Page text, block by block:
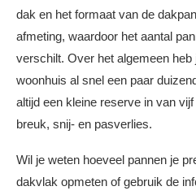
dak en het formaat van de
afmeting, waardoor het aantal
verschilt. Over het algemeen heb
woonhuis al snel een paar
altijd een kleine reserve in van
breuk, snij- en pasverlies.
Wil je weten hoeveel pannen je
dakvlak opmeten of gebruik de